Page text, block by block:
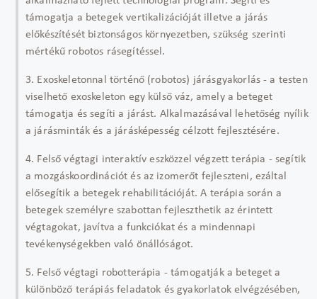
támogatja a betegek vertikalizációját illetve a járás
előkészítését biztonságos környezetben, szükség szerinti
mértékű robotos rásegítéssel.
3. Exoskeletonnal történő (robotos) járásgyakorlás - a testen
viselhető exoskeleton egy külső váz, amely a beteget
támogatja és segíti a járást. Alkalmazásával lehetőség nyílik
a járásminták és a járásképesség célzott fejlesztésére.
4. Felső végtagi interaktív eszközzel végzett terápia - segítik
a mozgáskoordinációt és az izomerőt fejleszteni, ezáltal
elősegítik a betegek rehabilitációját. A terápia során a
betegek személyre szabottan fejleszthetik az érintett
végtagokat, javítva a funkciókat és a mindennapi
tevékenységekben való önállóságot.
5. Felső végtagi robotterápia - támogatják a beteget a
különböző terápiás feladatok és gyakorlatok elvégzésében,